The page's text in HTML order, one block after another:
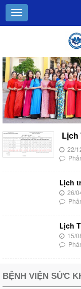
Previous
Lịch
22/
Lịch
26/
Lịch
15/
BỆNH VIỆN SỨC